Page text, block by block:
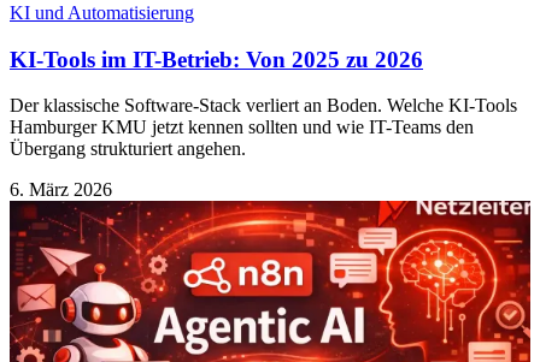
KI und Automatisierung
KI-Tools im IT-Betrieb: Von 2025 zu 2026
Der klassische Software-Stack verliert an Boden. Welche KI-Tools
Hamburger KMU jetzt kennen sollten und wie IT-Teams den
Übergang strukturiert angehen.
6. März 2026